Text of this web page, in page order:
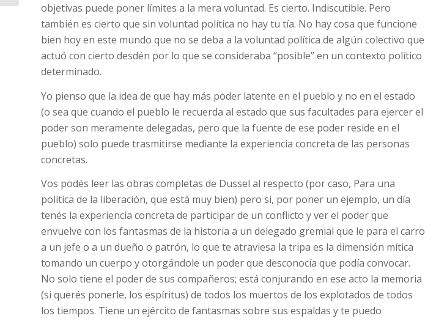
objetivas puede poner límites a la mera voluntad. Es cierto. Indiscutible. Pero
también es cierto que sin voluntad política no hay tu tía. No hay cosa que funcione
bien hoy en este mundo que no se deba a la voluntad política de algún colectivo que
actuó con cierto desdén por lo que se consideraba “posible” en un contexto político
determinado.
Yo pienso que la idea de que hay más poder latente en el pueblo y no en el estado
(o sea que cuando el pueblo le recuerda al estado que sus facultades para ejercer el
poder son meramente delegadas, pero que la fuente de ese poder reside en el
pueblo) solo puede trasmitirse mediante la experiencia concreta de las personas
concretas.
Vos podés leer las obras completas de Dussel al respecto (por caso, Para una
política de la liberación, que está muy bien) pero si, por poner un ejemplo, un día
tenés la experiencia concreta de participar de un conflicto y ver el poder que
envuelve con los fantasmas de la historia a un delegado gremial que le para el carro
a un jefe o a un dueño o patrón, lo que te atraviesa la tripa es la dimensión mítica
tomando un cuerpo y otorgándole un poder que desconocía que podía convocar.
No solo tiene el poder de sus compañeros; está conjurando en ese acto la memoria
(si querés ponerle, los espíritus) de todos los muertos de los explotados de todos
los tiempos. Tiene un ejército de fantasmas sobre sus espaldas y te puedo